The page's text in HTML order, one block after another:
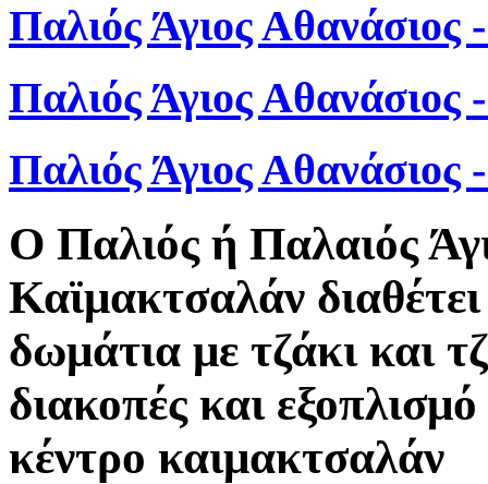
Παλιός Άγιος Αθανάσιος
Παλιός Άγιος
Παλιός Άγιος
Ο Παλιός ή Παλαιός
Καϊμακτσαλάν
δωμάτια με τζάκι και
διακοπές και
κέντρο καιμακτσαλάν